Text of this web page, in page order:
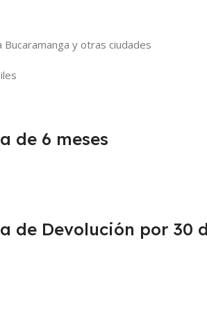
Bucaramanga y otras ciudades
de 6 meses
de Devolución por 30